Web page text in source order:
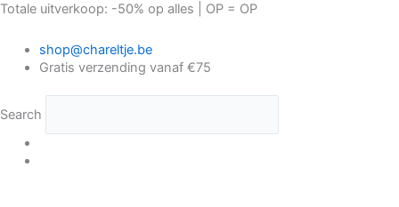
Ga
inhoud
Totale uitverkoop: -50% op alles | OP = OP
shop@chareltje.be
Gratis verzending vanaf €75
Search
Engel.
Small
hoeveelheid
Dit
heeft
meerdere
Deze
kan
Dit
heeft
meerdere
Deze
kan